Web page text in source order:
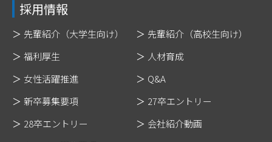
採用情報
先輩紹介（大学生向け）
先輩紹介（高校生向け）
福利厚生
人材育成
女性活躍推進
Q&A
新卒募集要項
27卒エントリー
28卒エントリー
会社紹介動画